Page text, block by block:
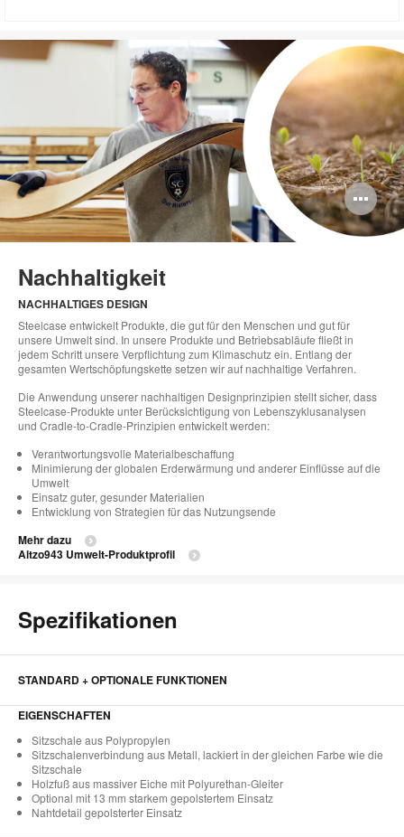
Nachhaltigkeit
NACHHALTIGES DESIGN
Steelcase entwickelt Produkte, die gut für den Menschen und gut für
unsere Umwelt sind. In unsere Produkte und Betriebsabläufe fließt in
jedem Schritt unsere Verpflichtung zum Klimaschutz ein. Entlang der
gesamten Wertschöpfungskette setzen wir auf nachhaltige Verfahren.
Die Anwendung unserer nachhaltigen Designprinzipien stellt sicher, dass
Steelcase-Produkte unter Berücksichtigung von Lebenszyklusanalysen
und Cradle-to-Cradle-Prinzipien entwickelt werden:
Verantwortungsvolle Materialbeschaffung
Minimierung der globalen Erderwärmung und anderer Einflüsse auf die
Umwelt
Einsatz guter, gesunder Materialien
Entwicklung von Strategien für das Nutzungsende
Mehr dazu
Altzo943 Umwelt-Produktprofil
Spezifikationen
STANDARD + OPTIONALE FUNKTIONEN
EIGENSCHAFTEN
Sitzschale aus Polypropylen
Sitzschalenverbindung aus Metall, lackiert in der gleichen Farbe wie die
Sitzschale
Holzfuß aus massiver Eiche mit Polyurethan-Gleiter
Optional mit 13 mm starkem gepolstertem Einsatz
Nahtdetail gepolsterter Einsatz